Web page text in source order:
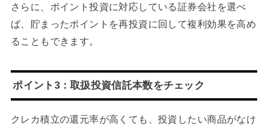
さらに、ポイント投資に対応している証券会社を選べ
ば、貯まったポイントを再投資に回して複利効果を高め
ることもできます。
ポイント3：取扱投資信託本数をチェック
クレカ積立の還元率が高くても、投資したい商品がなけ